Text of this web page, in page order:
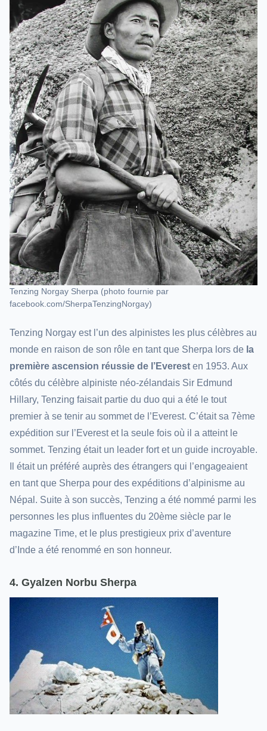
Tenzing Norgay Sherpa (photo fournie par
facebook.com/SherpaTenzingNorgay)
Tenzing Norgay est l’un des alpinistes les plus célèbres au
monde en raison de son rôle en tant que Sherpa lors de la
première ascension réussie de l’Everest en 1953. Aux
côtés du célèbre alpiniste néo-zélandais Sir Edmund
Hillary, Tenzing faisait partie du duo qui a été le tout
premier à se tenir au sommet de l’Everest. C’était sa 7ème
expédition sur l’Everest et la seule fois où il a atteint le
sommet. Tenzing était un leader fort et un guide incroyable.
Il était un préféré auprès des étrangers qui l’engageaient
en tant que Sherpa pour des expéditions d’alpinisme au
Népal. Suite à son succès, Tenzing a été nommé parmi les
personnes les plus influentes du 20ème siècle par le
magazine Time, et le plus prestigieux prix d’aventure
d’Inde a été renommé en son honneur.
4. Gyalzen Norbu Sherpa